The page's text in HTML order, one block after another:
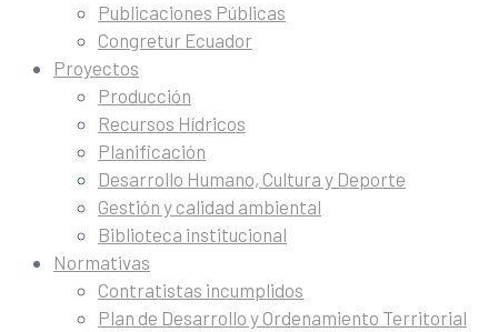
Publicaciones Públicas
Congretur Ecuador
Proyectos
Producción
Recursos Hídricos
Planificación
Desarrollo Humano, Cultura y Deporte
Gestión y calidad ambiental
Biblioteca institucional
Normativas
Contratistas incumplidos
Plan de Desarrollo y Ordenamiento Territorial